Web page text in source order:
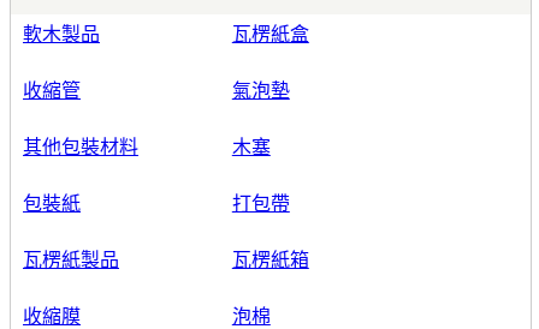
軟木製品 瓦楞紙盒
收縮管 氣泡墊
其他包裝材料 木塞
包裝紙 打包帶
瓦楞紙製品 瓦楞紙箱
收縮膜 泡棉